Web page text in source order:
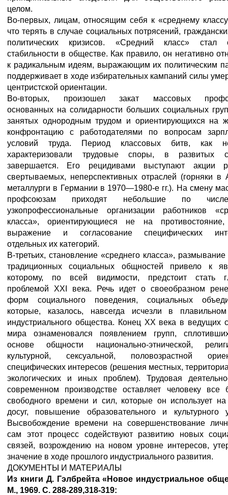
целом.
Во-первых, лицам, относящим себя к «среднему
что терять в случае социальных потрясений,
политических кризисов. «Средний класс» стал
стабильности в обществе. Как правило, он негативно
к радикальным идеям, выражающим их политическим
поддерживает в ходе избирательных кампаний силы
центристской ориентации.
Во-вторых, произошел закат массовых
основанных на солидарности больших социальных
занятых однородным трудом и ориентирующихся на
конфронтацию с работодателями по вопросам
условий труда. Период классовых битв, как
характеризовали трудовые споры, в развитых
завершается. Его рецидивами выступают акции
свертываемых, неперспективных отраслей (горняки в
металлурги в Германии в 1970—1980-е гг.). На смену
профсоюзам приходят небольшие по
узкопрофессиональные организации работников
класса», ориентирующиеся не на
выражение и согласование специфических
отдельных их категорий.
В-третьих, становление «среднего класса», размывание
традиционных социальных общностей привело к
которому, по всей видимости, предстоит стать
проблемой XXI века. Речь идет о своеобразном
форм социального поведения, социальных
которые, казалось, навсегда исчезли в
индустриального общества. Конец XX века в ведущих
мира ознаменовался появлением групп,
основе общности национально-этнической,
культурной, сексуальной, половозрастной
специфических интересов (решения местных,
экологических и иных проблем). Трудовая
современном производстве оставляет человеку все
свободного времени и сил, которые он использует на
досуг, повышение образовательного и культурного
Высвобождение времени на совершенствование
сам этот процесс содействуют развитию новых
связей, возрождению на новом уровне интересов,
значение в ходе прошлого индустриального развития.
ДОКУМЕНТЫ И МАТЕРИАЛЫ
Из книги Д. Гэлбрейта«Новое индустриальное
М., 1969. С. 288-289,318-319: